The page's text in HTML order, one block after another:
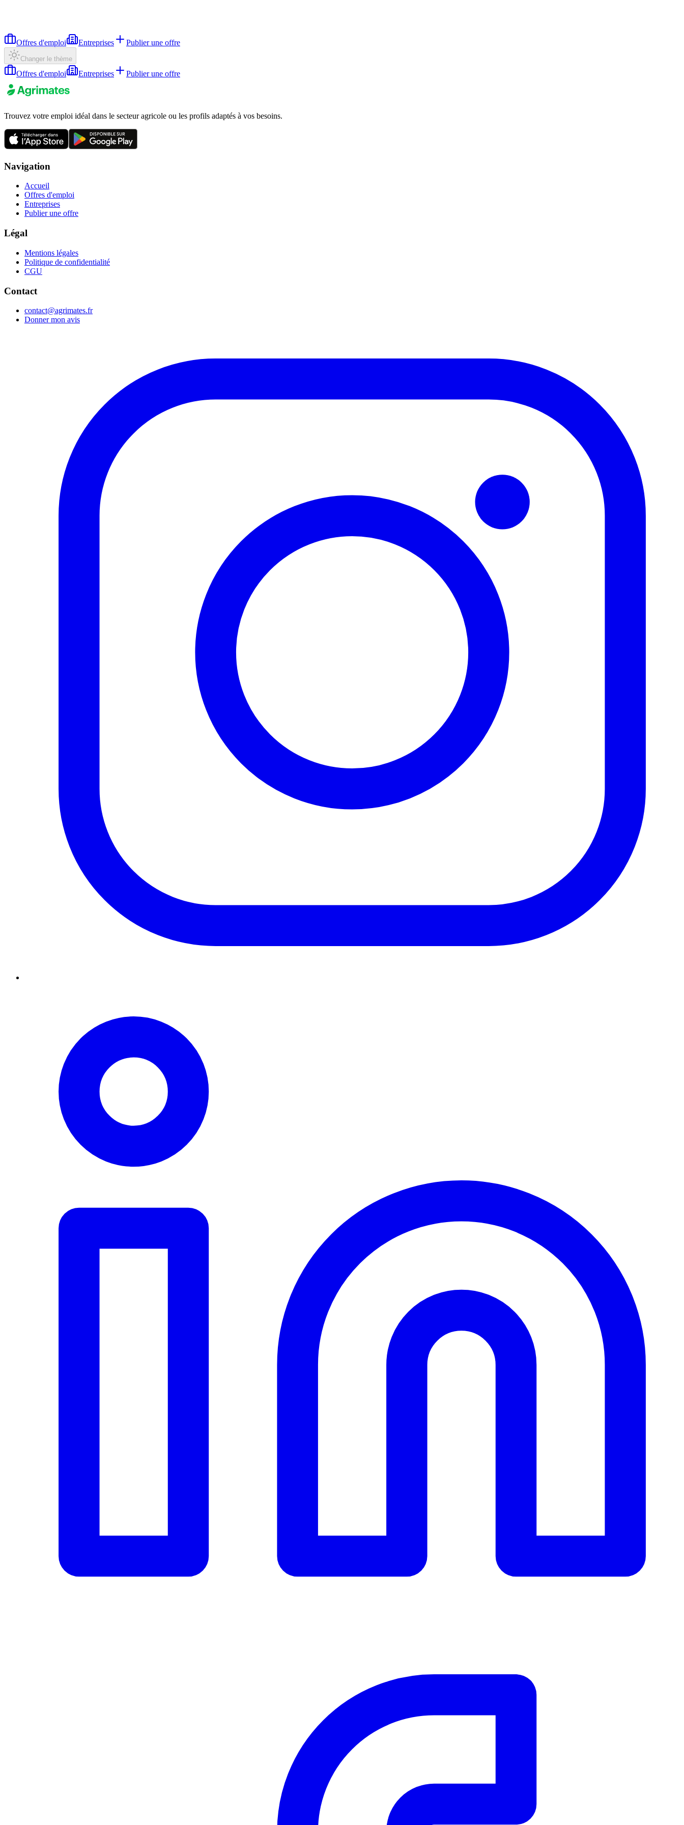
Offres d'emploi Entreprises Publier une offre
Changer le thème
Offres d'emploi Entreprises Publier une offre
Trouvez votre emploi idéal dans le secteur agricole ou les profils adaptés à vos besoins.
Navigation
Accueil
Offres d'emploi
Entreprises
Publier une offre
Légal
Mentions légales
Politique de confidentialité
CGU
Contact
contact@agrimates.fr
Donner mon avis